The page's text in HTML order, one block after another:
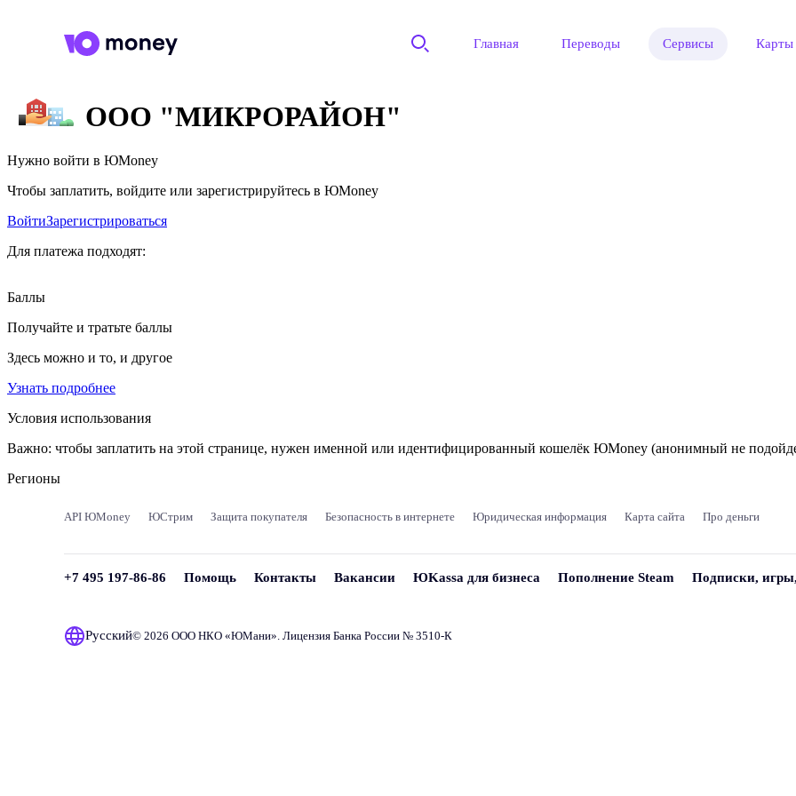
Главная Переводы Сервисы Карты
ООО "МИКРОРАЙОН"
Нужно войти в ЮMoney
Чтобы заплатить, войдите или зарегистрируйтесь в ЮMoney
ВойтиЗарегистрироваться
Для платежа подходят:
Баллы
Получайте и тратьте баллы
Здесь можно и то, и другое
Узнать подробнее
Условия использования
Важно: чтобы заплатить на этой странице, нужен именной или идентифицированный кошелёк ЮMoney (анонимный не
Регионы
API ЮMoney ЮСтрим Защита покупателя Безопасность в интернете Юридическая информация Карта сайта Про деньги
+7 495 197-86-86 Помощь Контакты Вакансии ЮKassa для бизнеса Пополнение Steam Подписки,
Русский© 2026 ООО НКО «ЮМани». Лицензия Банка России № 3510‑К